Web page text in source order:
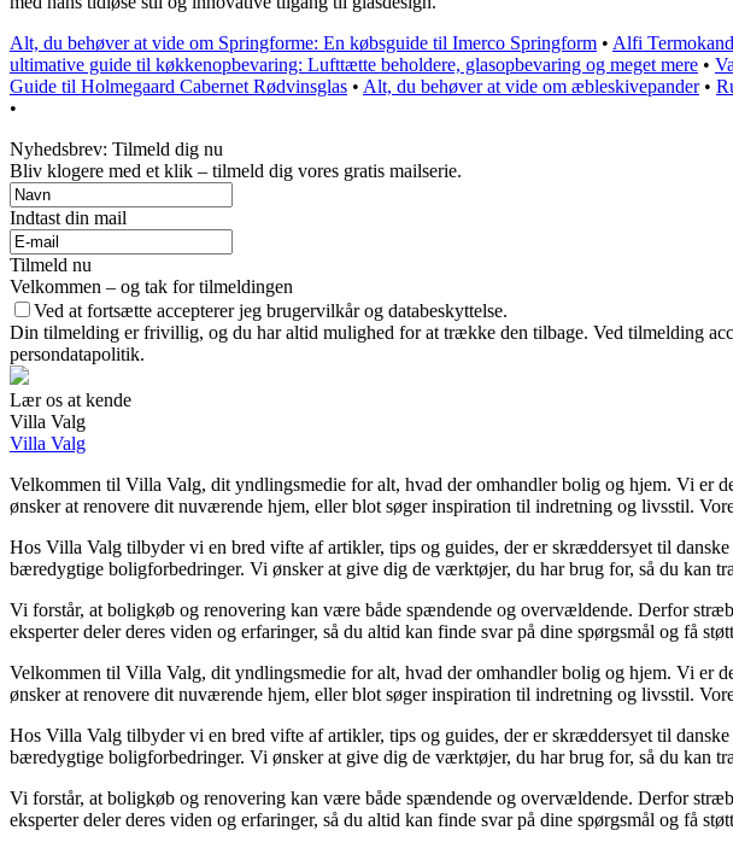
Alt, du behøver at vide om Springforme: En købsguide til Imerco Springform • Alfi
ultimative guide til køkkenopbevaring: Lufttætte beholdere, glasopbevaring og meget mere •
Guide til Holmegaard Cabernet Rødvinsglas • Alt, du behøver at vide om æbleskivepander•
•
Nyhedsbrev: Tilmeld dig nu
Bliv klogere med et klik – tilmeld dig vores gratis mailserie.
Indtast din mail
Tilmeld nu
Velkommen – og tak for tilmeldingen
Ved at fortsætte accepterer jeg brugervilkår og databeskyttelse.
Din tilmelding er frivillig, og du har altid mulighed for at trække den tilbage. Ved tilmelding
persondatapolitik.
Lær os at kende
Villa Valg
Villa Valg
Velkommen til Villa Valg, dit yndlingsmedie for alt, hvad der omhandler bolig og hjem. Vi er
ønsker at renovere dit nuværende hjem, eller blot søger inspiration til indretning og livsstil.
Hos Villa Valg tilbyder vi en bred vifte af artikler, tips og guides, der er skræddersyet til
bæredygtige boligforbedringer. Vi ønsker at give dig de værktøjer, du har brug for, så du kan
Vi forstår, at boligkøb og renovering kan være både spændende og overvældende. Derfor
eksperter deler deres viden og erfaringer, så du altid kan finde svar på dine spørgsmål og få
Velkommen til Villa Valg, dit yndlingsmedie for alt, hvad der omhandler bolig og hjem. Vi er
ønsker at renovere dit nuværende hjem, eller blot søger inspiration til indretning og livsstil.
Hos Villa Valg tilbyder vi en bred vifte af artikler, tips og guides, der er skræddersyet til
bæredygtige boligforbedringer. Vi ønsker at give dig de værktøjer, du har brug for, så du kan
Vi forstår, at boligkøb og renovering kan være både spændende og overvældende. Derfor
eksperter deler deres viden og erfaringer, så du altid kan finde svar på dine spørgsmål og få